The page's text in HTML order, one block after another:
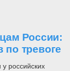
России:
по тревоге
российских